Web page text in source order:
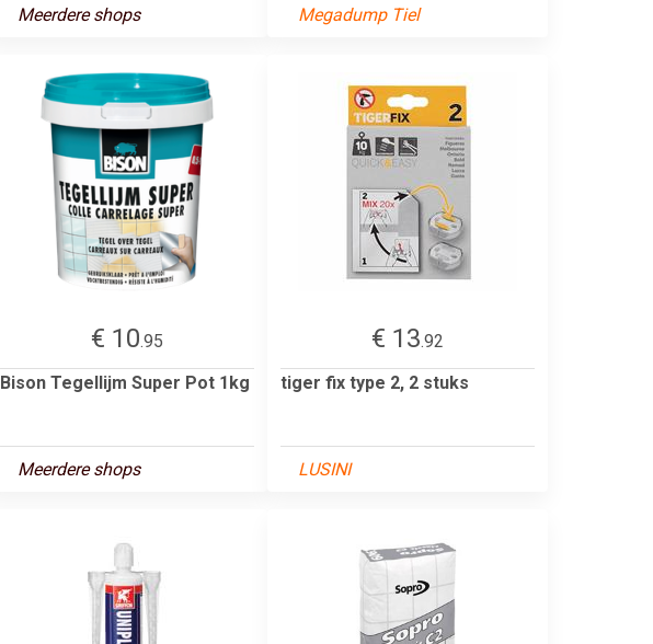
Meerdere shops
Megadump Tiel
€ 10.95
Bison Tegellijm Super Pot 1kg
Meerdere shops
€ 13.92
tiger fix type 2, 2 stuks
LUSINI